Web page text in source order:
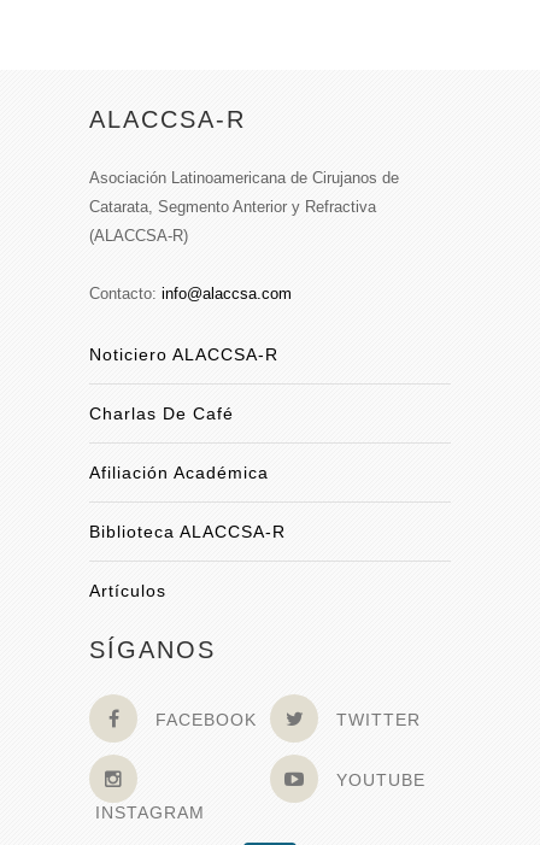
ALACCSA-R
Asociación Latinoamericana de Cirujanos de
Catarata, Segmento Anterior y Refractiva
(ALACCSA-R)
Contacto: info@alaccsa.com
Noticiero ALACCSA-R
Charlas De Café
Afiliación Académica
Biblioteca ALACCSA-R
Artículos
SÍGANOS
FACEBOOK TWITTER
INSTAGRAM
YOUTUBE